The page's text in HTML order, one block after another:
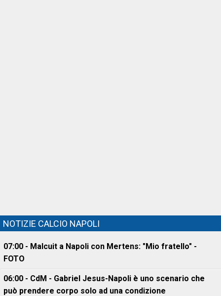
NOTIZIE CALCIO NAPOLI
07:00 - Malcuit a Napoli con Mertens: "Mio fratello" -
FOTO
06:00 - CdM - Gabriel Jesus-Napoli è uno scenario che
può prendere corpo solo ad una condizione